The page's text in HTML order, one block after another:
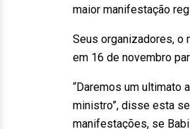
maior manifestação
Seus organizadores, o
em 16 de novembro
“Daremos um ultimato
ministro”, disse esta
manifestações, se